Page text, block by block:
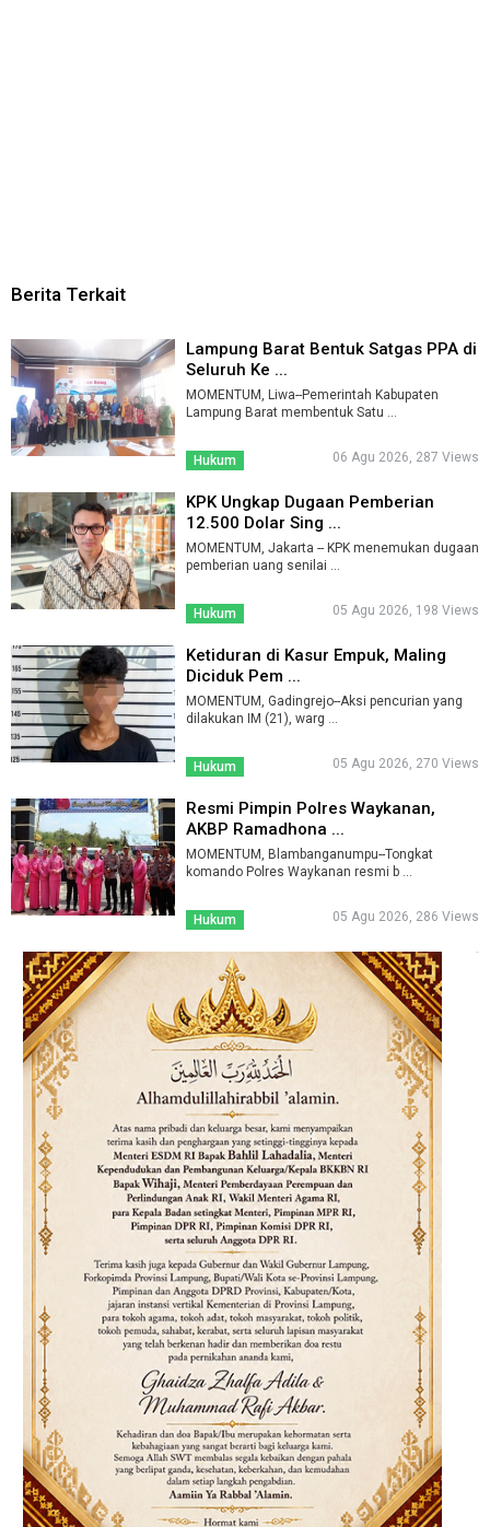
Berita Terkait
Lampung Barat Bentuk Satgas PPA di
Seluruh Ke ...
MOMENTUM, Liwa--Pemerintah Kabupaten
Lampung Barat membentuk Satu ...
Hukum 06 Agu 2026, 287 Views
KPK Ungkap Dugaan Pemberian
12.500 Dolar Sing ...
MOMENTUM, Jakarta -- KPK menemukan dugaan
pemberian uang senilai ...
Hukum 05 Agu 2026, 198 Views
Ketiduran di Kasur Empuk, Maling
Diciduk Pem ...
MOMENTUM, Gadingrejo--Aksi pencurian yang
dilakukan IM (21), warg ...
Hukum 05 Agu 2026, 270 Views
Resmi Pimpin Polres Waykanan,
AKBP Ramadhona ...
MOMENTUM, Blambanganumpu--Tongkat
komando Polres Waykanan resmi b ...
Hukum 05 Agu 2026, 286 Views